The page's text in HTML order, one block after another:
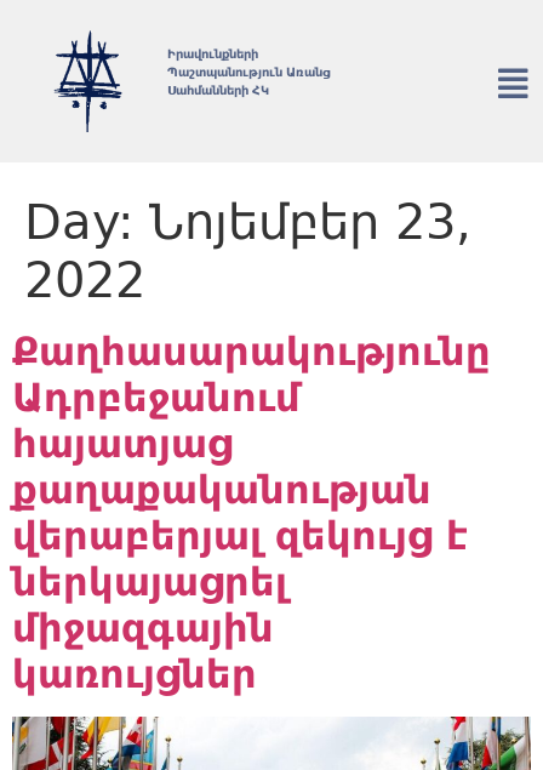
Իրավունքների
Պաշտպանություն Առանց
Սահմանների ՀԿ
Day: Նոյեմբեր 23,
2022
Քաղհասարակությունը
Ադրբեջանում
հայատյաց
քաղաքականության
վերաբերյալ զեկույց է
ներկայացրել
միջազգային
կառույցներ